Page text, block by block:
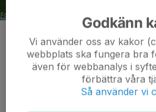
Kommentarer
Godkänn
Vi använder oss av kakor
webbplats ska fungera bra
även för webbanalys i
förbättra våra
Så använder vi